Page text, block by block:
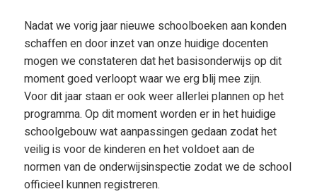
Nadat we vorig jaar nieuwe schoolboeken aan konden
schaffen en door inzet van onze huidige docenten
mogen we constateren dat het basisonderwijs op dit
moment goed verloopt waar we erg blij mee zijn.
Voor dit jaar staan er ook weer allerlei plannen op het
programma. Op dit moment worden er in het huidige
schoolgebouw wat aanpassingen gedaan zodat het
veilig is voor de kinderen en het voldoet aan de
normen van de onderwijsinspectie zodat we de school
officieel kunnen registreren.